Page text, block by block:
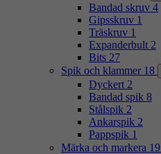
Bandad skruv 4
Gipsskruv 1
Träskruv 1
Expanderbult 2
Bits 27
Spik och klammer 18
Dyckert 2
Bandad spik 8
Stålspik 2
Ankarspik 2
Pappspik 1
Märka och markera 19